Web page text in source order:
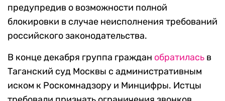
предупредив о возможности полной
блокировки в случае неисполнения требований
российского законодательства.
В конце декабря группа граждан обратилась в
Таганский суд Москвы с административным
иском к Роскомнадзору и Минцифры. Истцы